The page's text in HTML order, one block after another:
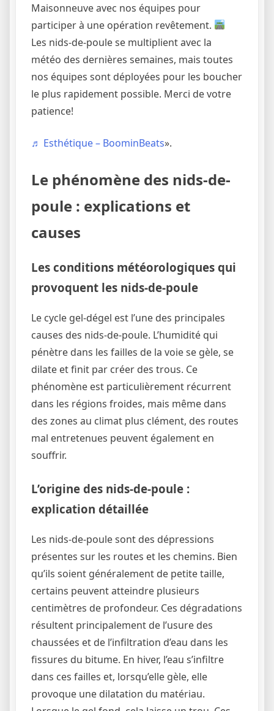
Maisonneuve avec nos équipes pour
participer à une opération revêtement.
Les nids-de-poule se multiplient avec la
météo des dernières semaines, mais toutes
nos équipes sont déployées pour les boucher
le plus rapidement possible. Merci de votre
patience!
♬ Esthétique – BoominBeats».
Le phénomène des nids-de-
poule : explications et
causes
Les conditions météorologiques qui
provoquent les nids-de-poule
Le cycle gel-dégel est l’une des principales
causes des nids-de-poule. L’humidité qui
pénètre dans les failles de la voie se gèle, se
dilate et finit par créer des trous. Ce
phénomène est particulièrement récurrent
dans les régions froides, mais même dans
des zones au climat plus clément, des routes
mal entretenues peuvent également en
souffrir.
L’origine des nids-de-poule :
explication détaillée
Les nids-de-poule sont des dépressions
présentes sur les routes et les chemins. Bien
qu’ils soient généralement de petite taille,
certains peuvent atteindre plusieurs
centimètres de profondeur. Ces dégradations
résultent principalement de l’usure des
chaussées et de l’infiltration d’eau dans les
fissures du bitume. En hiver, l’eau s’infiltre
dans ces failles et, lorsqu’elle gèle, elle
provoque une dilatation du matériau.